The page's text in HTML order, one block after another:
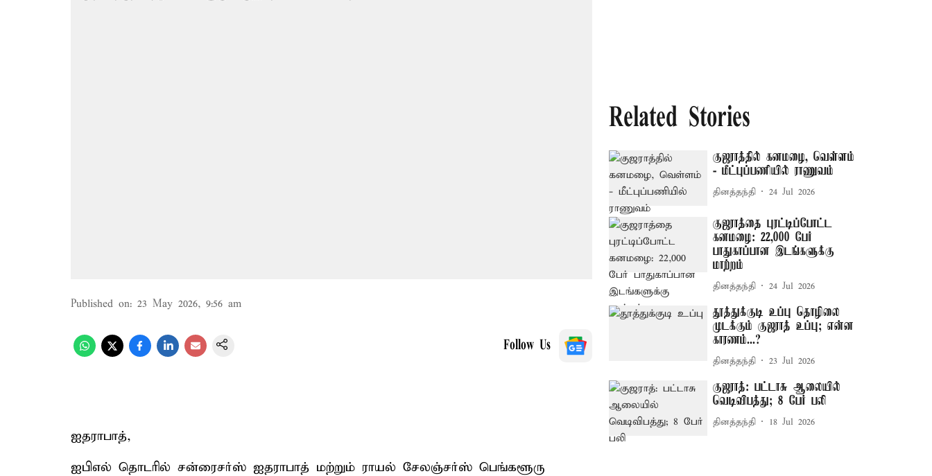
Published on: 23 May 2026, 9:56 am
Follow Us
ஐதராபாத்,
ஐபிஎல் தொடரில் சன்ரைசர்ஸ் ஐதராபாத் மற்றும் ராயல் சேலஞ்சர்ஸ் பெங்களூரு
Related Stories
குஜராத்தில் கனமழை, வெள்ளம்
- மீட்புப்பணியில் ராணுவம்
தினத்தந்தி 24 Jul 2026
குஜராத்தை புரட்டிப்போட்ட
கனமழை: 22,000 பேர்
பாதுகாப்பான இடங்களுக்கு
மாற்றம்
தினத்தந்தி 24 Jul 2026
தூத்துக்குடி உப்பு தொழிலை
முடக்கும் குஜராத் உப்பு; என்ன
காரணம்...?
தினத்தந்தி 23 Jul 2026
குஜராத்: பட்டாசு ஆலையில்
வெடிவிபத்து; 8 பேர் பலி
தினத்தந்தி 18 Jul 2026